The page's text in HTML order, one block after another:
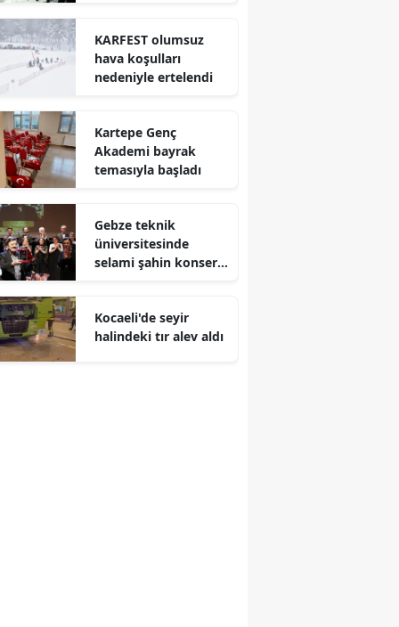
Kayseri
Kırklareli
Kocaeli
Kütahya
Malatya
Kahramanmaraş
KARFEST olumsuz
hava koşulları
nedeniyle ertelendi
Kartepe Genç
Akademi bayrak
temasıyla başladı
Gebze teknik
üniversitesinde
selami şahin konseri
Kocaeli'de seyir
halindeki tır alev aldı